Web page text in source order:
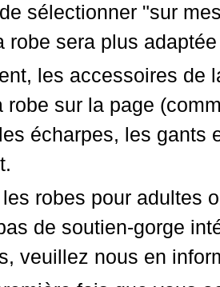
sélectionner "sur
robe sera plus
les accessoires de
robe sur la page
écharpes, les gants
robes pour adultes
de soutien-gorge
veuillez nous en